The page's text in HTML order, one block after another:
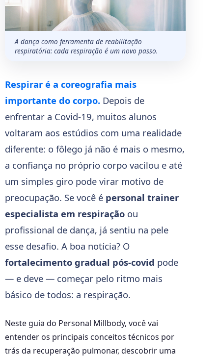
A dança como ferramenta de reabilitação
respiratória: cada respiração é um novo passo.
Respirar é a coreografia mais
importante do corpo. Depois de
enfrentar a Covid-19, muitos alunos
voltaram aos estúdios com uma realidade
diferente: o fôlego já não é mais o mesmo,
a confiança no próprio corpo vacilou e até
um simples giro pode virar motivo de
preocupação. Se você é personal trainer
especialista em respiração ou
profissional de dança, já sentiu na pele
esse desafio. A boa notícia? O
fortalecimento gradual pós-covid pode
— e deve — começar pelo ritmo mais
básico de todos: a respiração.
Neste guia do Personal Millbody, você vai
entender os principais conceitos técnicos por
trás da recuperação pulmonar, descobrir uma